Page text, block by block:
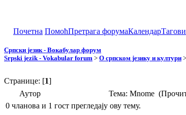
Почетна ПомоћПретрага форумаКалендарТагови
Српски језик - Вокабулар форум
Srpski jezik - Vokabular forum > О српском језику и култури >
Странице: [1]
Аутор
Тема: Mnome
0 чланова и 1 гост прегледају ову тему.